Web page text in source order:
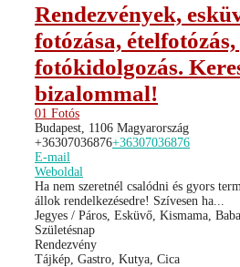
Rendezvények,
fotózása,
fotókidolgozás.
bizalommal!
01 Fotós
Budapest, 1106 Magyarország
+36307036876+36307036876
E-mail
Weboldal
Ha nem szeretnél csalódni és gyors
állok rendelkezésedre! Szívesen ha...
Jegyes / Páros, Esküvő, Kismama,
Születésnap
Rendezvény
Tájkép, Gastro, Kutya, Cica